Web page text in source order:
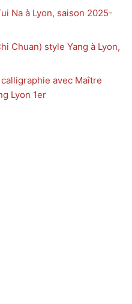
Na à Lyon, saison 2025-
Chuan) style Yang à Lyon,
avec Maître
Lyon 1er